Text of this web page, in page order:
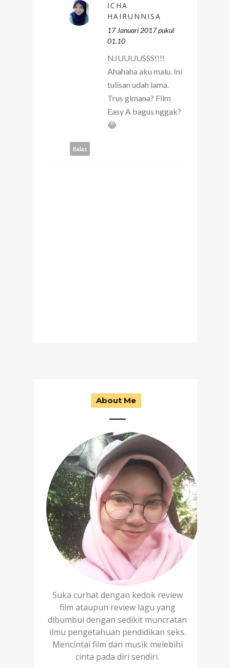
ICHA
HAIRUNNISA
17 Januari 2017 pukul
01.10
NJUUUUSSS!!!!
Ahahaha aku malu. Ini
tulisan udah lama.
Trus gimana? Film
Easy A bagus nggak?
😂
Balas
About Me
Suka curhat dengan kedok review
film ataupun review lagu yang
dibumbui dengan sedikit muncratan
ilmu pengetahuan pendidikan seks.
Mencintai film dan musik melebihi
cinta pada diri sendiri.